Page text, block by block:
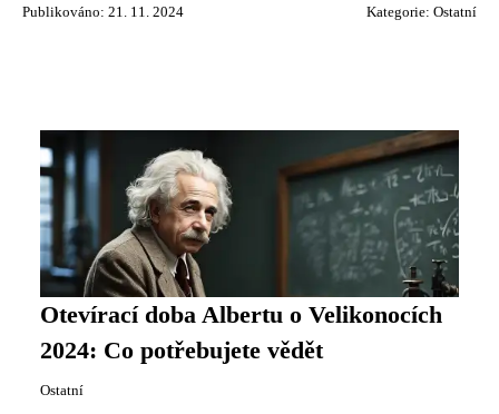
Publikováno: 21. 11. 2024 Kategorie: Ostatní
Otevírací doba Albertu o Velikonocích
2024: Co potřebujete vědět
Ostatní